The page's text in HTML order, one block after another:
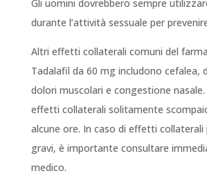
Gli uomini dovrebbero sempre
durante l’attività sessuale per
Altri effetti collaterali comuni del
Tadalafil da 60 mg includono cefalea,
dolori muscolari e congestione
effetti collaterali solitamente
alcune ore. In caso di effetti
gravi, è importante consultare
medico.